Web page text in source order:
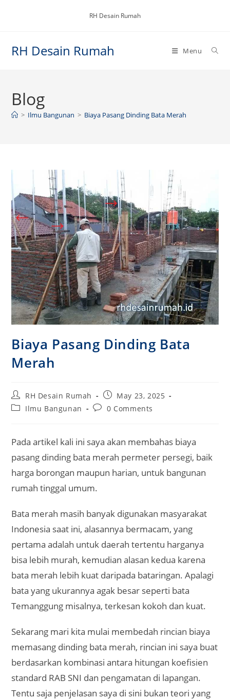
RH Desain Rumah
RH Desain Rumah Menu
Blog
> Ilmu Bangunan > Biaya Pasang Dinding Bata Merah
Biaya Pasang Dinding Bata
Merah
Post
author:
RH Desain Rumah
Post
published:
May 23, 2025
PostIlmu Bangunan
Post0 Comments
Pada artikel kali ini saya akan membahas biaya
pasang dinding bata merah permeter persegi, baik
harga borongan maupun harian, untuk bangunan
rumah tinggal umum.
Bata merah masih banyak digunakan masyarakat
Indonesia saat ini, alasannya bermacam, yang
pertama adalah untuk daerah tertentu harganya
bisa lebih murah, kemudian alasan kedua karena
bata merah lebih kuat daripada bataringan. Apalagi
bata yang ukurannya agak besar seperti bata
Temanggung misalnya, terkesan kokoh dan kuat.
Sekarang mari kita mulai membedah rincian biaya
memasang dinding bata merah, rincian ini saya buat
berdasarkan kombinasi antara hitungan koefisien
standard RAB SNI dan pengamatan di lapangan.
Tentu saja penjelasan saya di sini bukan teori yang